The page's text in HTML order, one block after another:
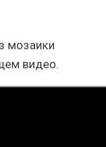
мозаики
видео.